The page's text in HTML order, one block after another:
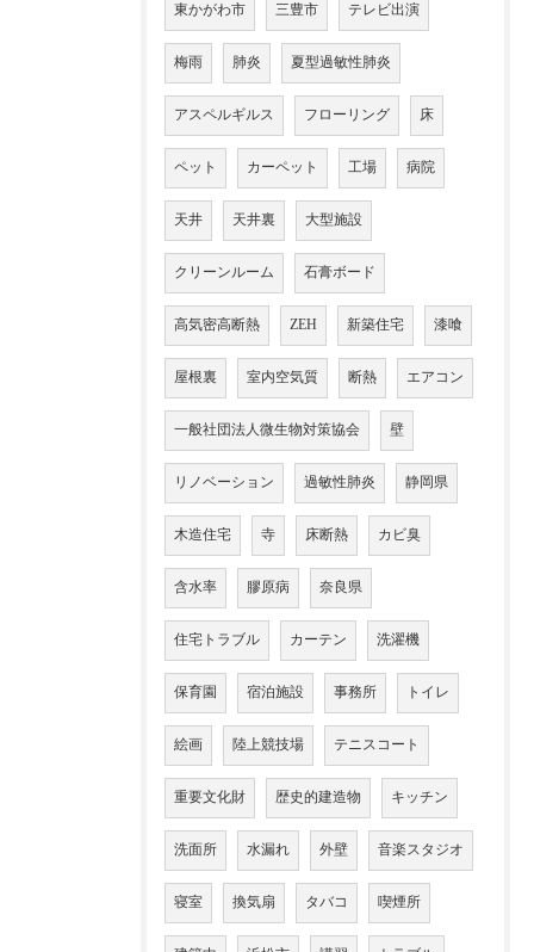
東かがわ市 三豊市 テレビ出演
梅雨 肺炎 夏型過敏性肺炎
アスペルギルス フローリング 床
ペット カーペット 工場 病院
天井 天井裏 大型施設
クリーンルーム 石膏ボード
高気密高断熱 ZEH 新築住宅 漆喰
屋根裏 室内空気質 断熱 エアコン
一般社団法人微生物対策協会 壁
リノベーション 過敏性肺炎 静岡県
木造住宅 寺 床断熱 カビ臭
含水率 膠原病 奈良県
住宅トラブル カーテン 洗濯機
保育園 宿泊施設 事務所 トイレ
絵画 陸上競技場 テニスコート
重要文化財 歴史的建造物 キッチン
洗面所 水漏れ 外壁 音楽スタジオ
寝室 換気扇 タバコ 喫煙所